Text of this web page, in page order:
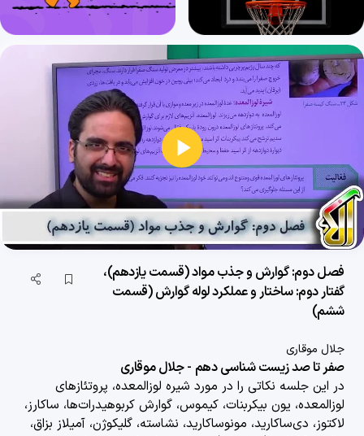
پخش
ویدیو
فصل دوم: گوارش و جذب مواد (قسمت یازدهم)،
گفتار دوم: ساختار و عملکرد لوله گوارش (قسمت
ششم)
جلال موقاری
صفر تا صد زیست شناسی دهم - جلال موقاری
در این جلسه نکاتی را در مورد شیره لوزالمعده، پروتئازهای
لوزالمعده، یون بیکربنات، کیموس، گوارش کربوهیدرات‌ها، ساکارز،
لاکتوز، دی‌ساکارید، مونوساکارید، نشاسته، گلیکوژن، آمیلاز بزاق،
فصل 1: زیست شناسی، دیروز، امروز و فردا (قسمت 1)-گفتار1: زیست شناسی چیست؟
32 دقیقه 1404/11/27
فصل 1: زیست شناسی، دیروز، امروز و فردا (قسمت 2)-گفتار2: زیست شناسی نوین
33 دقیقه 1404/11/27
فصل دوم: گوارش و جذب مواد (قسمت اول)
32 دقیقه 1404/11/27
فصل دوم: گوارش و جذب مواد (قسمت دوم)
27 دقیقه 1404/11/27
فصل دوم: گوارش و جذب مواد (قسمت سوم)
33 دقیقه 1404/11/27
28 دقیقه
فصل دوم: گوارش و جذب مواد (قسمت پنجم)
24 دقیقه 1404/11/27